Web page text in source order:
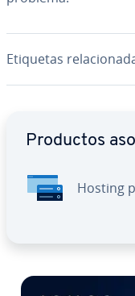
Etiquetas
Productos
Hosting